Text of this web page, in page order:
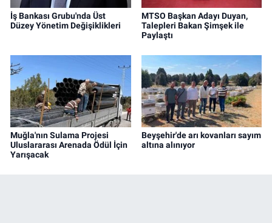
İş Bankası Grubu'nda Üst
Düzey Yönetim Değişiklikleri
MTSO Başkan Adayı Duyan,
Talepleri Bakan Şimşek ile
Paylaştı
Muğla'nın Sulama Projesi
Uluslararası Arenada Ödül İçin
Yarışacak
Beyşehir'de arı kovanları sayım
altına alınıyor